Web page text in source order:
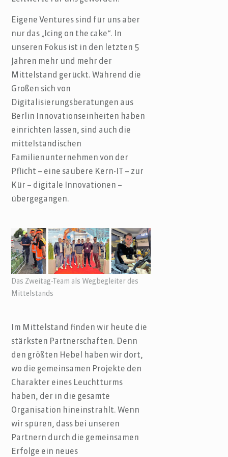
Eigene Ventures sind für uns aber
nur das „Icing on the cake“. In
unseren Fokus ist in den letzten 5
Jahren mehr und mehr der
Mittelstand gerückt. Während die
Großen sich von
Digitalisierungsberatungen aus
Berlin Innovationseinheiten haben
einrichten lassen, sind auch die
mittelständischen
Familienunternehmen von der
Pflicht – eine saubere Kern-IT – zur
Kür – digitale Innovationen –
übergegangen.
Das Zweitag-Team als Wegbegleiter des
Mittelstands
Im Mittelstand finden wir heute die
stärksten Partnerschaften. Denn
den größten Hebel haben wir dort,
wo die gemeinsamen Projekte den
Charakter eines Leuchtturms
haben, der in die gesamte
Organisation hineinstrahlt. Wenn
wir spüren, dass bei unseren
Partnern durch die gemeinsamen
Erfolge ein neues